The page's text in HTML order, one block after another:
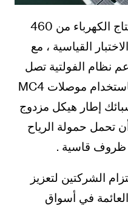
هذه الوحدة يمكن أن توفر انتاج الكهرباء من 460
القياسية ، مع
٪ . وهو يدعم نظام الفولتية تصل
إلى 1500 الخامس ، وذلك باستخدام موصلات MC4
إطار هيكل مزدوج
تحمل حمولة الرياح
ظروف قاسية .
الشركتين لتعزيز
في أسواق